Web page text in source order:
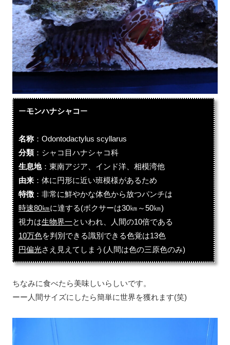
ーモンハナシャコー
名称：Odontodactylus scyllarus
分類：シャコ目ハナシャコ科
生息地：東南アジア、インド洋、相模湾他
由来 ：体に円形に近い班模様があるため
特徴 ：非常に鮮やかな体色から放つパンチは
時速80㎞に達する(ボクサーは30㎞～50㎞)
視力は生物界一といわれ、人間の10倍である
10万色を判別できる識別できる色覚は13色
円偏光さえ見えてしまう (人間は色の三原色のみ)
ちなみに食べたら美味しいらしいです。
ーー人間サイズにしたら簡単に世界を獲れます(笑)